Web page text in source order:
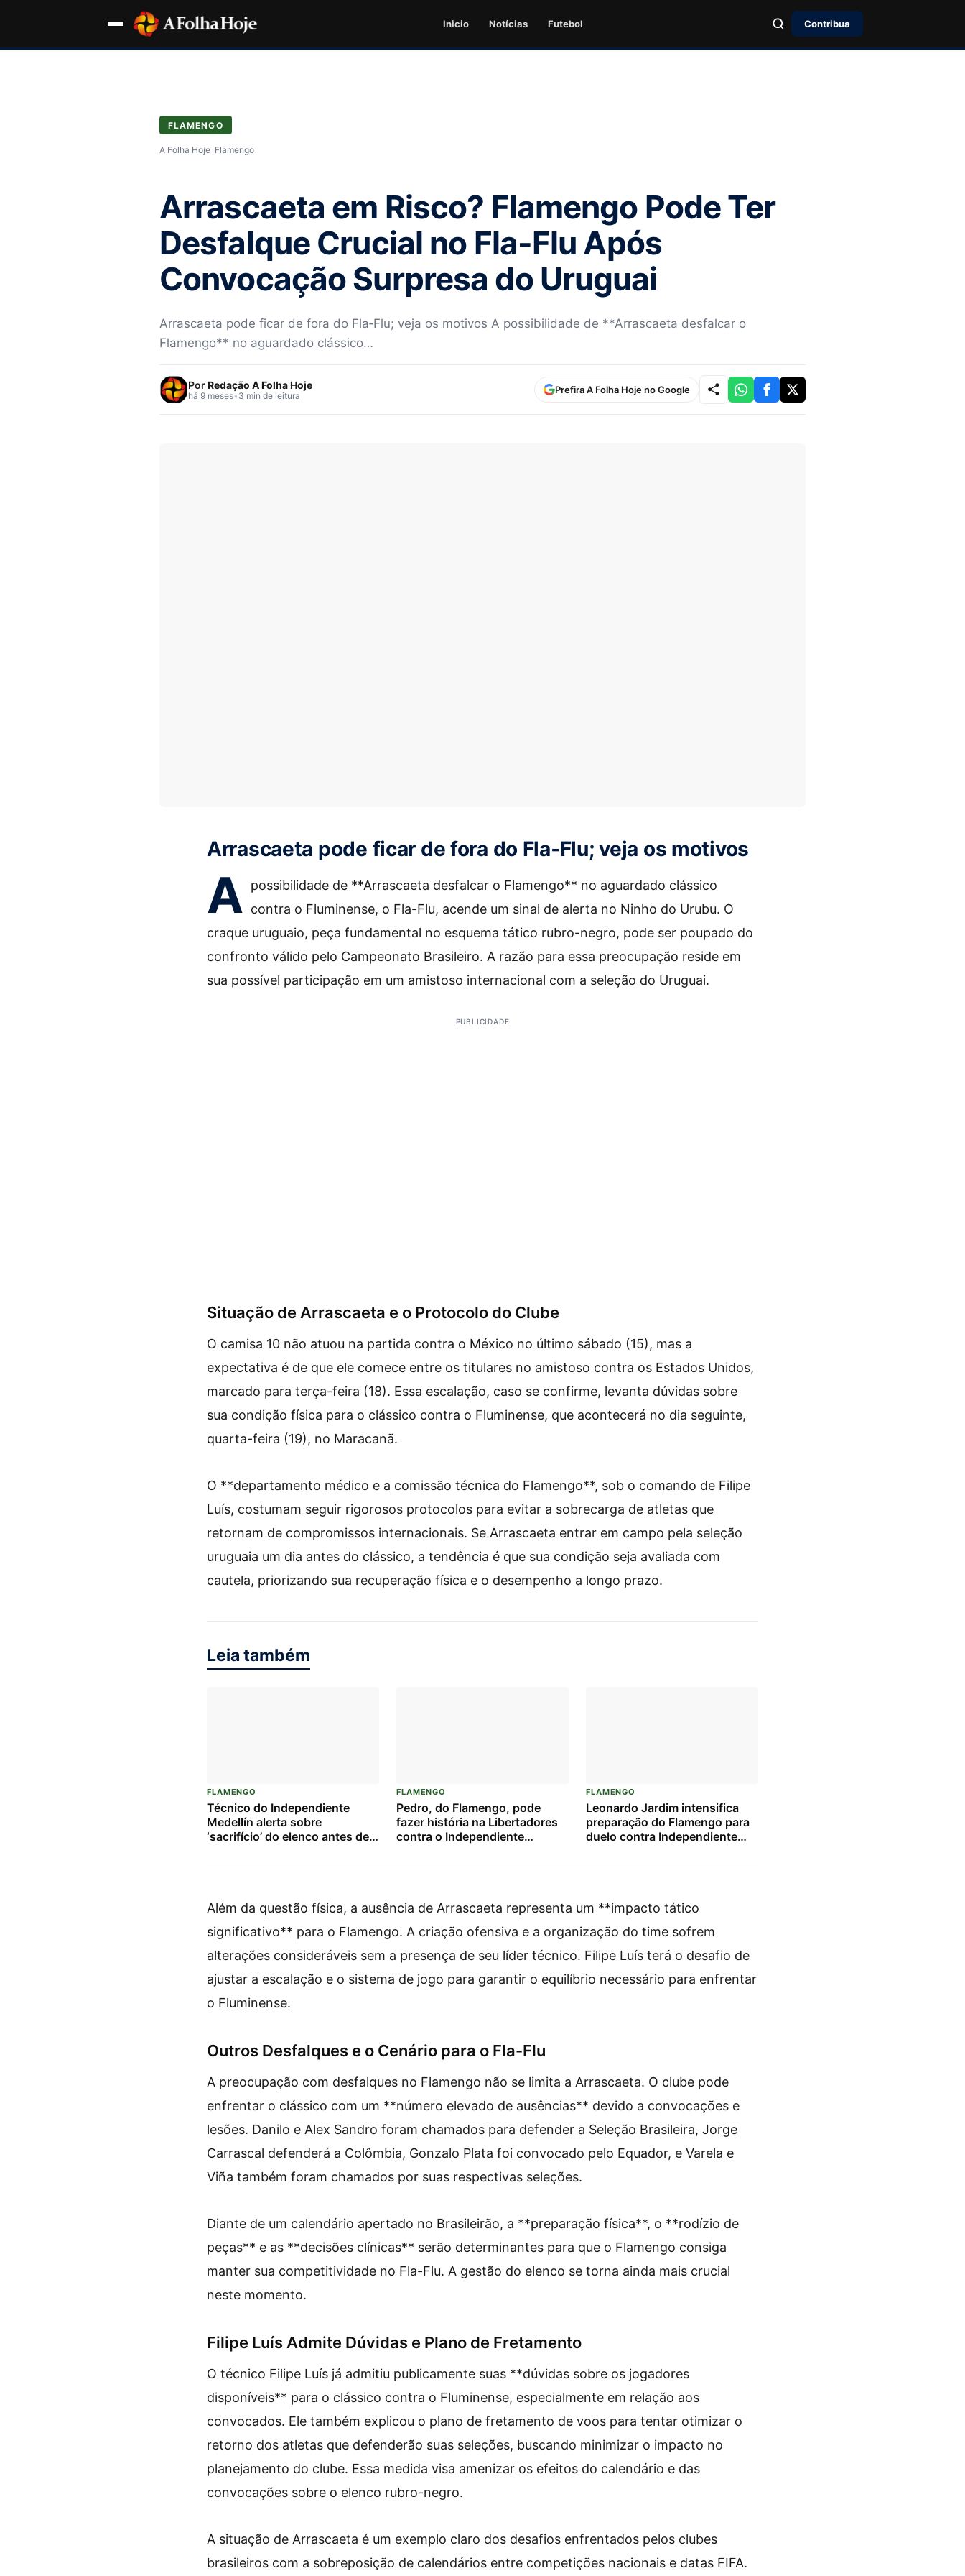
Inicio Notícias Futebol Contribua
FLAMENGO
A Folha Hoje› Flamengo
Arrascaeta em Risco? Flamengo Pode Ter
Desfalque Crucial no Fla-Flu Após
Convocação Surpresa do Uruguai
Arrascaeta pode ficar de fora do Fla‑Flu; veja os motivos A possibilidade de **Arrascaeta desfalcar o
Flamengo** no aguardado clássico…
PorRedação A Folha Hoje
há 9 meses• 3 min de leitura
Prefira A Folha Hoje no Google
Arrascaeta pode ficar de fora do Fla‑Flu; veja os motivos
A possibilidade de **Arrascaeta desfalcar o Flamengo** no aguardado clássico
contra o Fluminense, o Fla-Flu, acende um sinal de alerta no Ninho do Urubu. O
craque uruguaio, peça fundamental no esquema tático rubro-negro, pode ser poupado do
confronto válido pelo Campeonato Brasileiro. A razão para essa preocupação reside em
sua possível participação em um amistoso internacional com a seleção do Uruguai.
PUBLICIDADE
Situação de Arrascaeta e o Protocolo do Clube
O camisa 10 não atuou na partida contra o México no último sábado (15), mas a
expectativa é de que ele comece entre os titulares no amistoso contra os Estados Unidos,
marcado para terça-feira (18). Essa escalação, caso se confirme, levanta dúvidas sobre
sua condição física para o clássico contra o Fluminense, que acontecerá no dia seguinte,
quarta-feira (19), no Maracanã.
O **departamento médico e a comissão técnica do Flamengo**, sob o comando de Filipe
Luís, costumam seguir rigorosos protocolos para evitar a sobrecarga de atletas que
retornam de compromissos internacionais. Se Arrascaeta entrar em campo pela seleção
uruguaia um dia antes do clássico, a tendência é que sua condição seja avaliada com
cautela, priorizando sua recuperação física e o desempenho a longo prazo.
Leia também
FLAMENGO
Técnico do Independiente
Medellín alerta sobre
‘sacrifício’ do elenco antes de
FLAMENGO
Pedro, do Flamengo, pode
fazer história na Libertadores
contra o Independiente
FLAMENGO
Leonardo Jardim intensifica
preparação do Flamengo para
duelo contra Independiente
Além da questão física, a ausência de Arrascaeta representa um **impacto tático
significativo** para o Flamengo. A criação ofensiva e a organização do time sofrem
alterações consideráveis sem a presença de seu líder técnico. Filipe Luís terá o desafio de
ajustar a escalação e o sistema de jogo para garantir o equilíbrio necessário para enfrentar
o Fluminense.
Outros Desfalques e o Cenário para o Fla-Flu
A preocupação com desfalques no Flamengo não se limita a Arrascaeta. O clube pode
enfrentar o clássico com um **número elevado de ausências** devido a convocações e
lesões. Danilo e Alex Sandro foram chamados para defender a Seleção Brasileira, Jorge
Carrascal defenderá a Colômbia, Gonzalo Plata foi convocado pelo Equador, e Varela e
Viña também foram chamados por suas respectivas seleções.
Diante de um calendário apertado no Brasileirão, a **preparação física**, o **rodízio de
peças** e as **decisões clínicas** serão determinantes para que o Flamengo consiga
manter sua competitividade no Fla-Flu. A gestão do elenco se torna ainda mais crucial
neste momento.
Filipe Luís Admite Dúvidas e Plano de Fretamento
O técnico Filipe Luís já admitiu publicamente suas **dúvidas sobre os jogadores
disponíveis** para o clássico contra o Fluminense, especialmente em relação aos
convocados. Ele também explicou o plano de fretamento de voos para tentar otimizar o
retorno dos atletas que defenderão suas seleções, buscando minimizar o impacto no
planejamento do clube. Essa medida visa amenizar os efeitos do calendário e das
convocações sobre o elenco rubro-negro.
A situação de Arrascaeta é um exemplo claro dos desafios enfrentados pelos clubes
brasileiros com a sobreposição de calendários entre competições nacionais e datas FIFA.